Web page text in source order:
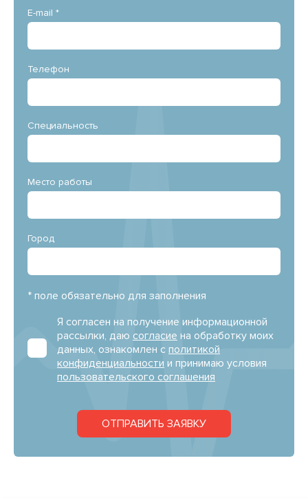
E-mail *
Телефон
Специальность
Место работы
Город
* поле обязательно для заполнения
Я согласен на получение информационной
рассылки, даю согласие на обработку моих
данных, ознакомлен с политикой
конфиденциальности и принимаю условия
пользовательского соглашения
ОТПРАВИТЬ ЗАЯВКУ